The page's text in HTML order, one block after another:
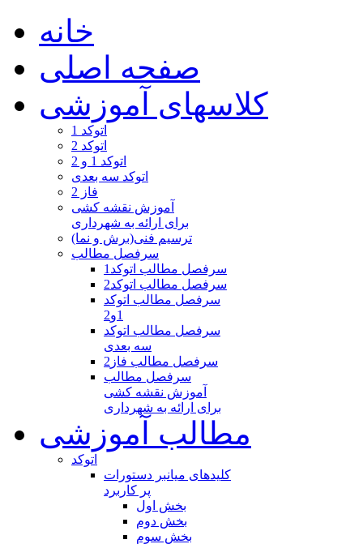
خانه
صفحه اصلی
کلاسهای آموزشی
اتوکد 1
اتوکد 2
اتوکد 1 و 2
اتوکد سه بعدی
فاز 2
آموزش نقشه کشی
برای ارائه به شهرداری
ترسیم فنی(برش و نما)
سرفصل مطالب
سرفصل مطالب اتوکد1
سرفصل مطالب اتوکد2
سرفصل مطالب اتوکد
1و2
سرفصل مطالب اتوکد
سه بعدی
سرفصل مطالب فاز2
سرفصل مطالب
آموزش نقشه کشی
برای ارائه به شهرداری
مطالب آموزشی
اتوکد
کلیدهای میانبر دستورات
پر کاربرد
بخش اول
بخش دوم
بخش سوم